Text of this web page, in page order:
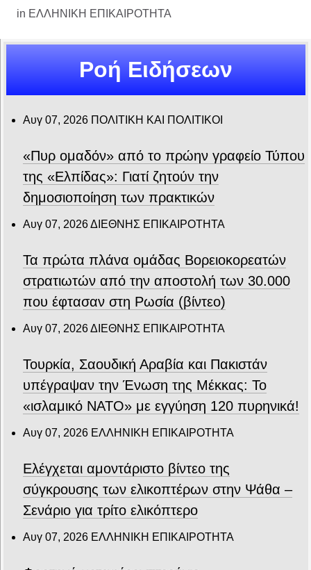
in ΕΛΛΗΝΙΚΗ ΕΠΙΚΑΙΡΟΤΗΤΑ
Ροή Ειδήσεων
Αυγ 07, 2026 ΠΟΛΙΤΙΚΗ ΚΑΙ ΠΟΛΙΤΙΚΟΙ
«Πυρ ομαδόν» από το πρώην γραφείο Τύπου
της «Ελπίδας»: Γιατί ζητούν την
δημοσιοποίηση των πρακτικών
Αυγ 07, 2026ΔΙΕΘΝΗΣ ΕΠΙΚΑΙΡΟΤΗΤΑ
Τα πρώτα πλάνα ομάδας Βορειοκορεατών
στρατιωτών από την αποστολή των 30.000
που έφτασαν στη Ρωσία (βίντεο)
Αυγ 07, 2026ΔΙΕΘΝΗΣ ΕΠΙΚΑΙΡΟΤΗΤΑ
Τουρκία, Σαουδική Αραβία και Πακιστάν
υπέγραψαν την Ένωση της Μέκκας: Το
«ισλαμικό ΝΑΤΟ» με εγγύηση 120 πυρηνικά!
Αυγ 07, 2026 ΕΛΛΗΝΙΚΗ ΕΠΙΚΑΙΡΟΤΗΤΑ
Ελέγχεται αμοντάριστο βίντεο της
σύγκρουσης των ελικοπτέρων στην Ψάθα –
Σενάριο για τρίτο ελικόπτερο
Αυγ 07, 2026 ΕΛΛΗΝΙΚΗ ΕΠΙΚΑΙΡΟΤΗΤΑ